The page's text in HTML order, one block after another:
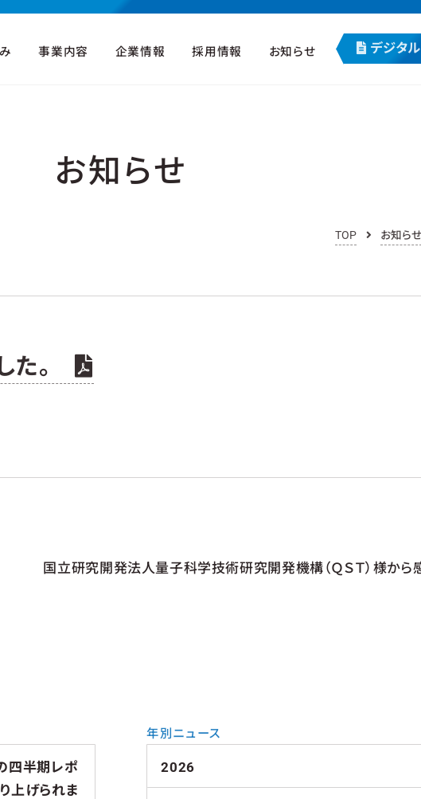
事業内容 企業情報 採用情報 お知らせ デジタ
お知らせ
TOP お知らせ
た。
国立研究開発法人量子科学技術研究開発機構（ＱＳＴ）様から
四半期レポ
上げられま
年別ニュース
2026